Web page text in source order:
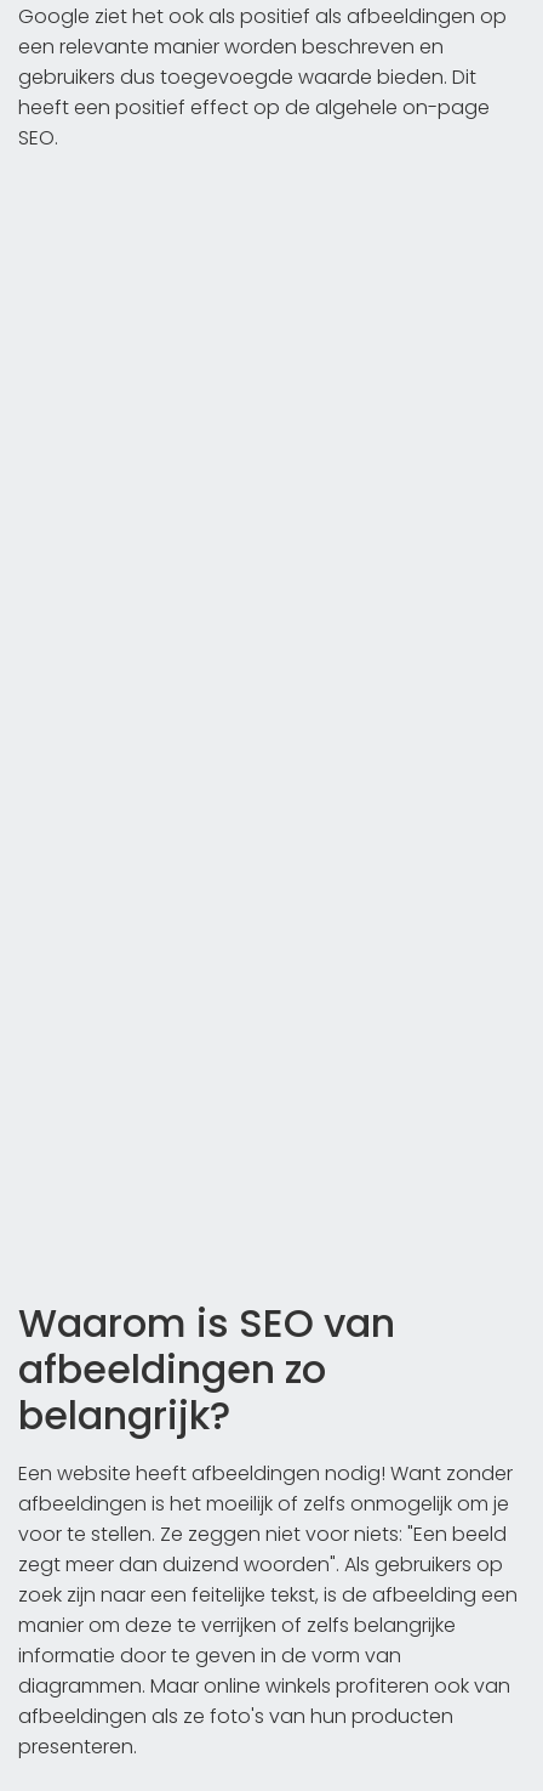
Google ziet het ook als positief als afbeeldingen op
een relevante manier worden beschreven en
gebruikers dus toegevoegde waarde bieden. Dit
heeft een positief effect op de algehele on-page
SEO.
Waarom is SEO van
afbeeldingen zo
belangrijk?
Een website heeft afbeeldingen nodig! Want zonder
afbeeldingen is het moeilijk of zelfs onmogelijk om je
voor te stellen. Ze zeggen niet voor niets: "Een beeld
zegt meer dan duizend woorden". Als gebruikers op
zoek zijn naar een feitelijke tekst, is de afbeelding een
manier om deze te verrijken of zelfs belangrijke
informatie door te geven in de vorm van
diagrammen. Maar online winkels profiteren ook van
afbeeldingen als ze foto's van hun producten
presenteren.